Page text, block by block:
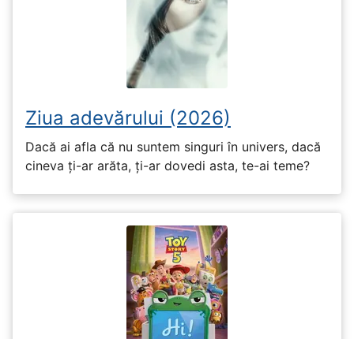
Ziua adevărului (2026)
Dacă ai afla că nu suntem singuri în univers, dacă
cineva ți-ar arăta, ți-ar dovedi asta, te-ai teme?